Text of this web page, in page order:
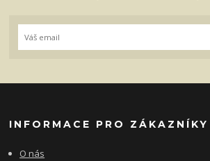
INFORMACE PRO ZÁKAZNÍKY
O nás